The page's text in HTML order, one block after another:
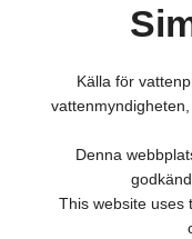
Källa för
Denna
This website uses